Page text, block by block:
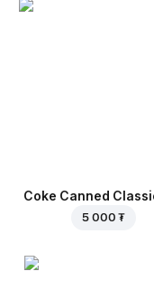
Coke Canned
5 000 ₮